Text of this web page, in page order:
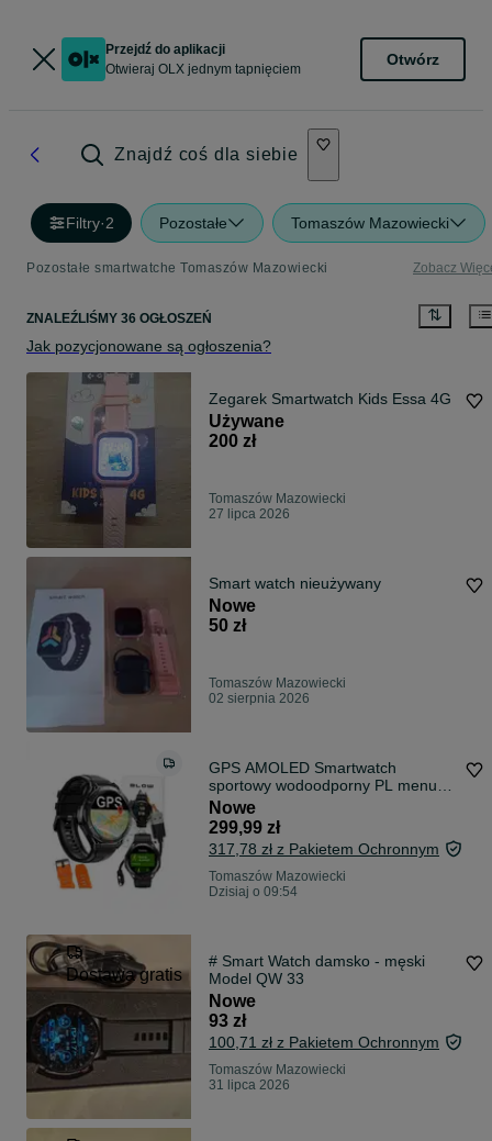
Przejdź do aplikacji
Otwieraj OLX jednym tapnięciem
Otwórz
Znajdź coś dla siebie
Filtry·2 Pozostałe Tomaszów Mazowiecki
Pozostałe smartwatche Tomaszów Mazowiecki Zobacz
ZNALEŹLIŚMY 36 OGŁOSZEŃ
Jak pozycjonowane są ogłoszenia?
Zegarek Smartwatch Kids Essa 4G
Używane
200 zł
Tomaszów Mazowiecki
27 lipca 2026
Smart watch nieużywany
Nowe
50 zł
Tomaszów Mazowiecki
02 sierpnia 2026
GPS AMOLED Smartwatch
sportowy wodoodporny PL menu
czarny pomarańczowy
Nowe
299,99 zł
317,78 zł z Pakietem Ochronnym
Tomaszów Mazowiecki
Dzisiaj o 09:54
Dostawa gratis
# Smart Watch damsko - męski
Model QW 33
Nowe
93 zł
100,71 zł z Pakietem Ochronnym
Tomaszów Mazowiecki
31 lipca 2026